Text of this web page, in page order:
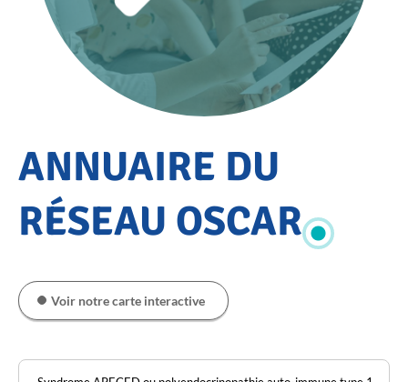
Accueil
Annuaire
réseau
OSCAR
ANNUAIRE DU
RÉSEAU OSCAR
Voir notre carte interactive
Rechercher
Pathologie